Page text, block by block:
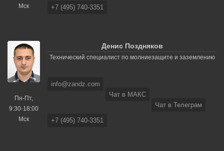
Мск
+7 (495) 740-3351
Пн-Пт,
9:30-18:00
Мск
Денис Поздняков
Технический специалист по молниезащите и заземлению
info@zandz.com
Чат в МАКС
Чат в Телеграм
+7 (495) 740-3351